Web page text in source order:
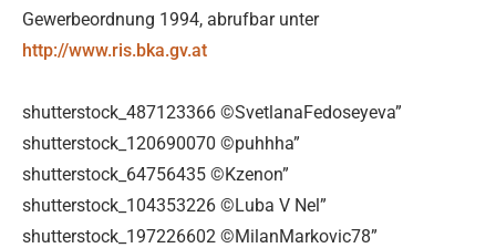
Gewerbeordnung 1994, abrufbar unter
http://www.ris.bka.gv.at
shutterstock_487123366 ©SvetlanaFedoseyeva”
shutterstock_120690070 ©puhhha”
shutterstock_64756435 ©Kzenon”
shutterstock_104353226 ©Luba V Nel”
shutterstock_197226602 ©MilanMarkovic78”